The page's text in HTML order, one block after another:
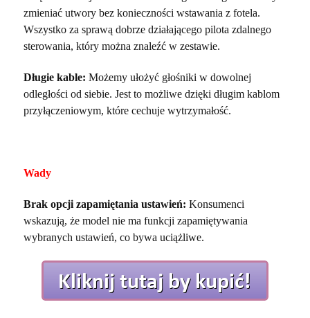
zmieniać utwory bez konieczności wstawania z fotela.
Wszystko za sprawą dobrze działającego pilota zdalnego
sterowania, który można znaleźć w zestawie.
Długie kable: Możemy ułożyć głośniki w dowolnej
odległości od siebie. Jest to możliwe dzięki długim kablom
przyłączeniowym, które cechuje wytrzymałość.
Wady
Brak opcji zapamiętania ustawień: Konsumenci
wskazują, że model nie ma funkcji zapamiętywania
wybranych ustawień, co bywa uciążliwe.